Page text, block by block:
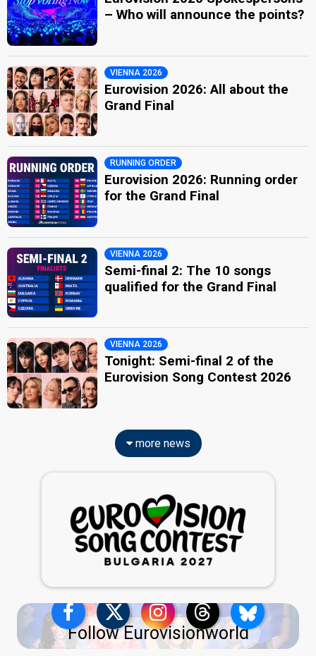
– Who will announce the points?
VIENNA 2026
Eurovision 2026: All about the
Grand Final
RUNNING ORDER
Eurovision 2026: Running order
for the Grand Final
VIENNA 2026
Semi-final 2: The 10 songs
qualified for the Grand Final
VIENNA 2026
Tonight: Semi-final 2 of the
Eurovision Song Contest 2026
more news
Follow Eurovisionworld